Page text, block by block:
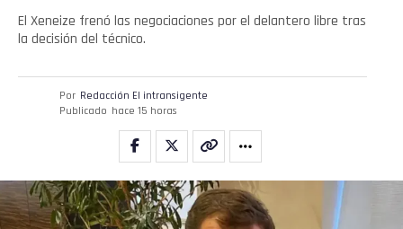
El Xeneize frenó las negociaciones por el delantero libre tras
la decisión del técnico.
Por Redacción El intransigente
Publicado hace 15 horas